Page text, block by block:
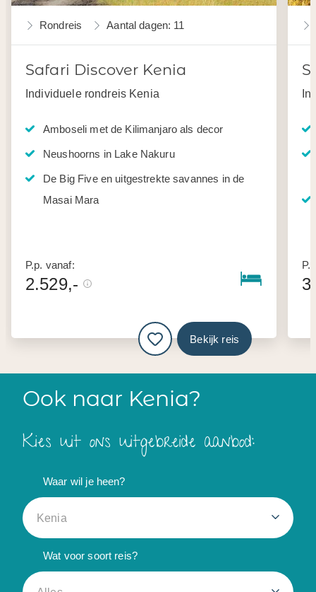
Rondreis Aantal dagen: 11
Safari Discover Kenia
Individuele rondreis Kenia
Amboseli met de Kilimanjaro als decor
Neushoorns in Lake Nakuru
De Big Five en uitgestrekte savannes in de
Masai Mara
P.p. vanaf:
2.529,-
Bekijk reis
Ook naar Kenia?
Kies uit ons uitgebreide aanbod:
Waar wil je heen?
Kenia
Wat voor soort reis?